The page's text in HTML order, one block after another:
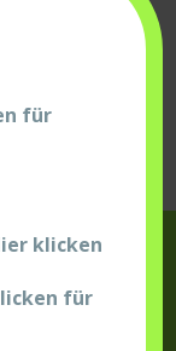
für
klicken
für